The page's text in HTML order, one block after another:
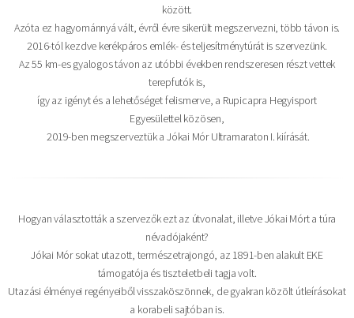
között.
Azóta ez hagyománnyá vált, évről évre sikerült megszervezni, több távon is.
2016-tól kezdve kerékpáros emlék- és teljesítménytúrát is szervezünk.
Az 55 km-es gyalogos távon az utóbbi években rendszeresen részt vettek
terepfutók is,
így az igényt és a lehetőséget felismerve, a Rupicapra Hegyisport
Egyesülettel közösen,
2019-ben megszerveztük a Jókai Mór Ultramaraton I. kiírását.
Hogyan választották a szervezők ezt az útvonalat, illetve Jókai Mórt a túra
névadójaként?
Jókai Mór sokat utazott, természetrajongó, az 1891-ben alakult EKE
támogatója és tiszteletbeli tagja volt.
Utazási élményei regényeiből visszaköszönnek, de gyakran közölt útleírásokat
a korabeli sajtóban is.